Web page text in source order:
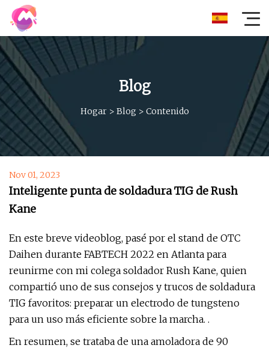
Blog
Hogar> Blog > Contenido
Nov 01, 2023
Inteligente punta de soldadura TIG de Rush
Kane
En este breve videoblog, pasé por el stand de OTC
Daihen durante FABTECH 2022 en Atlanta para
reunirme con mi colega soldador Rush Kane, quien
compartió uno de sus consejos y trucos de soldadura
TIG favoritos: preparar un electrodo de tungsteno
para un uso más eficiente sobre la marcha. .
En resumen, se trataba de una amoladora de 90